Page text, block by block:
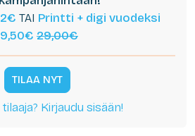
TAI Printti + digi vuodeksi
29,00€
TILAA NYT
Kirjaudu sisään!